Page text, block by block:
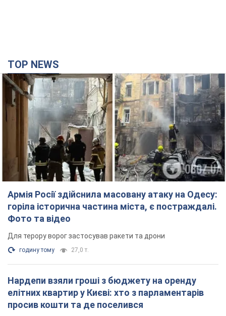
TOP NEWS
Армія Росії здійснила масовану атаку на Одесу:
горіла історична частина міста, є постраждалі.
Фото та відео
Для терору ворог застосував ракети та дрони
годину тому 27,0 т.
Нардепи взяли гроші з бюджету на оренду
елітних квартир у Києві: хто з парламентарів
просив кошти та де поселився